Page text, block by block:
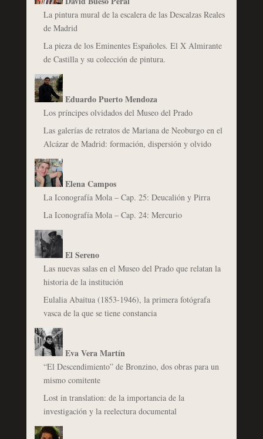
La pintura mural de la escalera de las Descalzas Reales
de Madrid
La pieza de los Eminentes Españoles. El X Almirante
de Castilla y su colección de pintura.
Eduardo Puerto Mendoza
Los príncipes olvidados del Museo del Prado
Las galerías de retratos de Mariana de Neoburgo en el
Alcázar de Madrid: formación, dispersión y olvido
Elena Campos
La Iconografía Mola – Cap. 25: Deucalión y Pirra
La Iconografía Mola – Cap. 24: Mercurio
El Sereno
Las nuevas salas en el Museo del Prado que relatan la
historia de la institución
Eulalia Abaitua (1853-1946), la primera fotógrafa
vasca de la que se tiene constancia
Eva Vera Martín
“El Descendimiento” de Bronzino, dos obras para un
mismo comitente
Lost in translation: de la importancia de la
investigación y la reelectura documental